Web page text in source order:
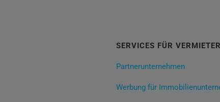
SERVICES FÜR VERMIETER
Partnerunternehmen
Werbung für